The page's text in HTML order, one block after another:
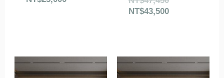
NT$43,500
原
始
目
前
原
始
目
前